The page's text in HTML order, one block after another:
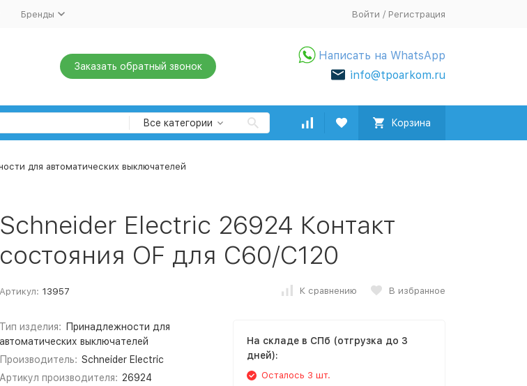
Бренды Войти / Регистрация
Заказать обратный звонок
Написать на WhatsApp
info@tpoarkom.ru
Все категории Корзина
для автоматических выключателей
Schneider Electric 26924 Контакт
состояния OF для C60/C120
Артикул: 13957 К сравнению В избранное
Тип изделия:
Принадлежности для
автоматических выключателей
Производитель: Schneider Electric
Артикул производителя: 26924
На складе в СПб (отгрузка до 3
дней):
Осталось 3 шт.